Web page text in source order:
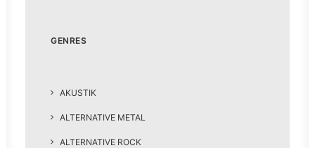
GENRES
AKUSTIK
ALTERNATIVE METAL
ALTERNATIVE ROCK